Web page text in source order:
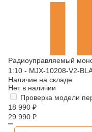
Радиоуправляемый
1:10 - MJX-10208-V2-
Наличие на складе
Нет в наличии
Проверка модели
18 990 ₽
29 990 ₽